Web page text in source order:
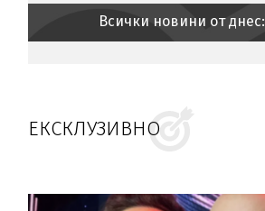
Всички новини от днес:
ЕКСКЛУЗИВНО